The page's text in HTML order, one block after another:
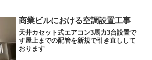
もアップです。他にも冷凍機械や電気工
事士なども毎年受けるこ...
商業ビルにおける空調設置工事
天井カセット式エアコン3馬力3台設置で
す屋上までの配管を新規で引き直しして
おります